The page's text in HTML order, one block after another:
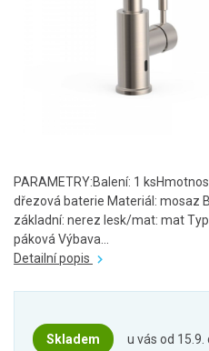
PARAMETRY:Balení: 1
dřezová baterie Materiál: mosaz
základní: nerez lesk/mat: mat
páková Výbava...
Detailní popis
Skladem u vás od 15.9.